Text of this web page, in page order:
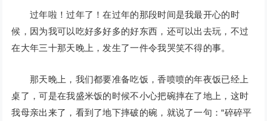
过年啦！过年了！在过年的那段时间是我最开心的时
候，因为我可以吃好多好多的好东西，还可以出去玩，不过
在大年三十那天晚上，发生了一件令我哭笑不得的事。
那天晚上，我们都要准备吃饭，香喷喷的年夜饭已经上
桌了，可是在我盛米饭的时候不小心把碗摔在了地上，这时
我母亲出来了，看到了地下摔破的碗，就说了一句：“碎碎平